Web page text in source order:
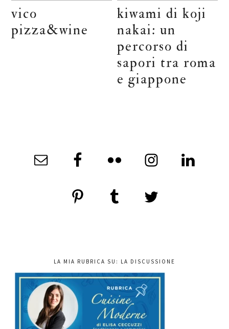
vico
pizza&wine
kiwami di koji
nakai: un
percorso di
sapori tra roma
e giappone
LA MIA RUBRICA SU: LA DISCUSSIONE